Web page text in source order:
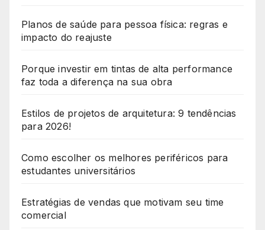
Planos de saúde para pessoa física: regras e
impacto do reajuste
Porque investir em tintas de alta performance
faz toda a diferença na sua obra
Estilos de projetos de arquitetura: 9 tendências
para 2026!
Como escolher os melhores periféricos para
estudantes universitários
Estratégias de vendas que motivam seu time
comercial